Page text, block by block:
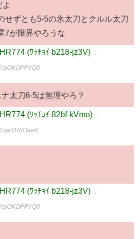
せずとも5-5の氷太刀とクルル太刀
7が限界やろうな
(ﾜｯﾁｮｲ b218-jz3V) ：
太刀6-5は無理やろ？
(ﾜｯﾁｮｲ 82bf-kVmo) ：
(ﾜｯﾁｮｲ b218-jz3V) ：